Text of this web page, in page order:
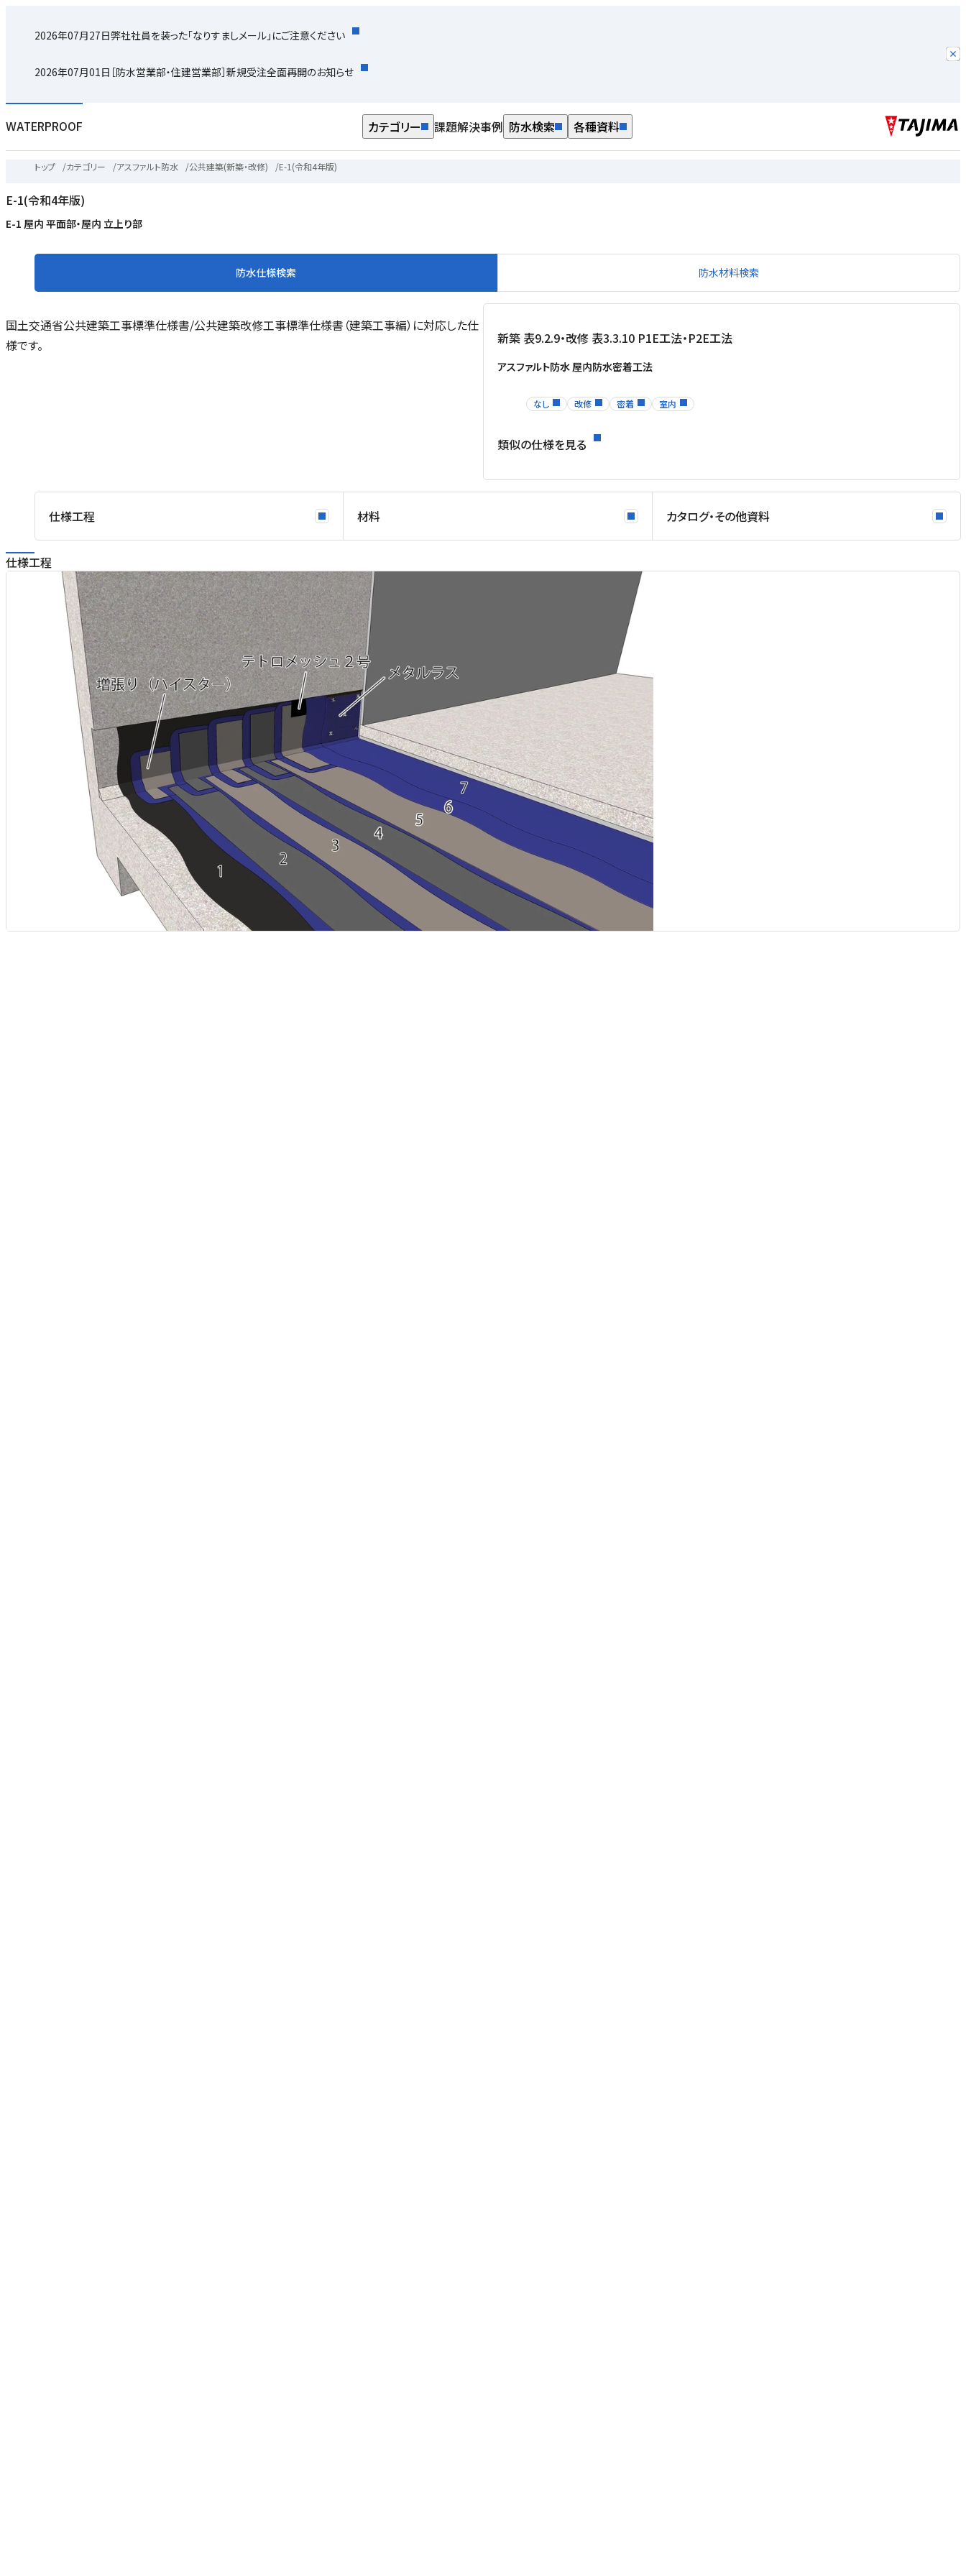
2026年07月27日弊社社員を装った「なりすましメール」にご注意ください
2026年07月01日 ［防水営業部・住建営業部］新規受注全面再開のお知らせ
WATERPROOF カテゴリー 課題解決事例 防水検索 各種資料
トップ /カテゴリー /アスファルト防水 /公共建築(新築・改修) /E-1(令和4年版)
E-1(令和4年版)
E-1 屋内 平面部・屋内 立上り部
防水仕様検索 防水材料検索
国土交通省公共建築工事標準仕様書/公共建築改修工事標準仕様書（建築工事編）に対応した仕
様です。
新築 表9.2.9・改修 表3.3.10 P1E工法・P2E工法
アスファルト防水 屋内防水密着工法
なし 改修 密着 室内
類似の仕様を見る
仕様工程 材料 カタログ・その他資料
仕様工程